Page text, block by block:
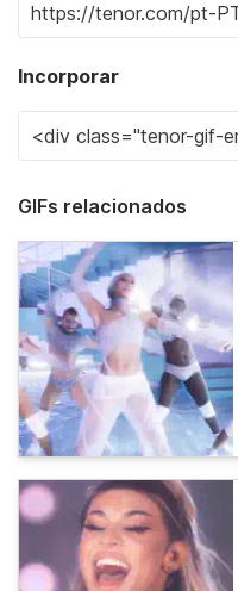
Incorporar
GIFs relacionados